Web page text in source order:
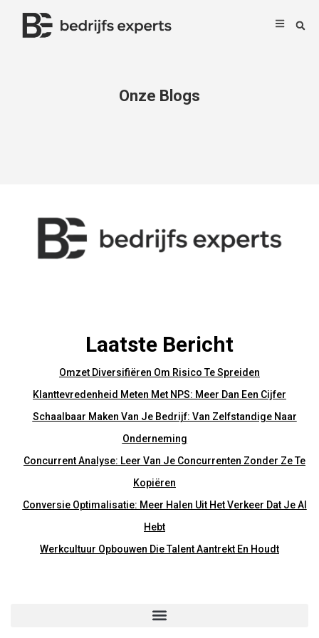
Onze Blogs
Laatste Bericht
Omzet Diversifiëren Om Risico Te Spreiden
Klanttevredenheid Meten Met NPS: Meer Dan Een Cijfer
Schaalbaar Maken Van Je Bedrijf: Van Zelfstandige Naar
Onderneming
Concurrent Analyse: Leer Van Je Concurrenten Zonder Ze Te
Kopiëren
Conversie Optimalisatie: Meer Halen Uit Het Verkeer Dat Je Al
Hebt
Werkcultuur Opbouwen Die Talent Aantrekt En Houdt